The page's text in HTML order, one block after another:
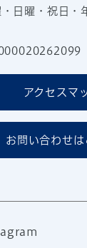
日曜・祝日・
アクセスマ
お問い合わせは